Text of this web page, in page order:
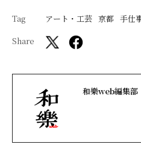
Tag アート・工芸 京都 手仕
Share
和樂web編集部